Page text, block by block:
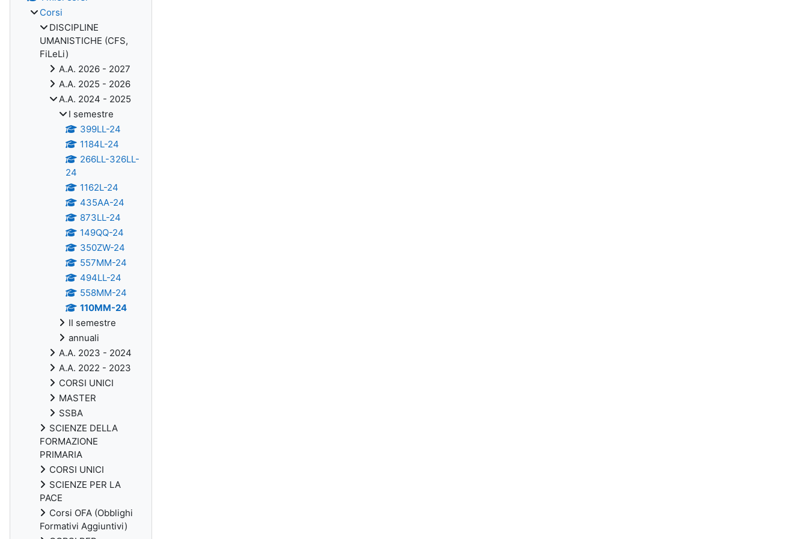
Corsi
DISCIPLINE
UMANISTICHE (CFS,
FiLeLi)
A.A. 2026 - 2027
A.A. 2025 - 2026
A.A. 2024 - 2025
I semestre
399LL-24
1184L-24
266LL-326LL-
24
1162L-24
435AA-24
873LL-24
149QQ-24
350ZW-24
557MM-24
494LL-24
558MM-24
110MM-24
II semestre
annuali
A.A. 2023 - 2024
A.A. 2022 - 2023
CORSI UNICI
MASTER
SSBA
SCIENZE DELLA
FORMAZIONE
PRIMARIA
CORSI UNICI
SCIENZE PER LA
PACE
Corsi OFA (Obblighi
Formativi Aggiuntivi)